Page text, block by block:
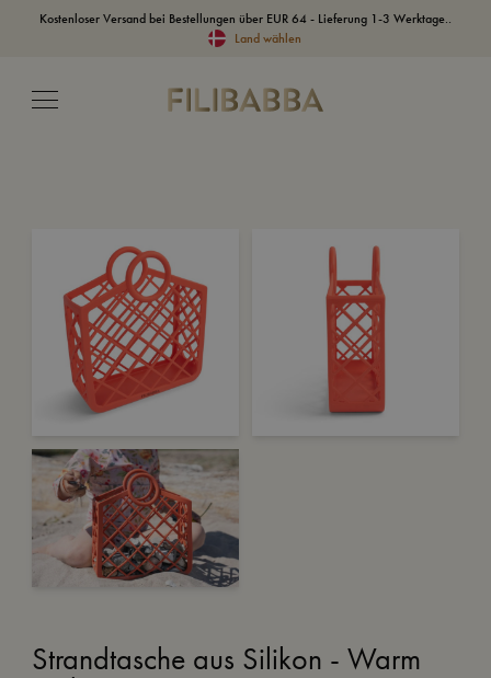
Kostenloser Versand bei Bestellungen über EUR 64 - Lieferung 1-3 Werktage..
Land wählen
Strandtasche aus Silikon - Warm